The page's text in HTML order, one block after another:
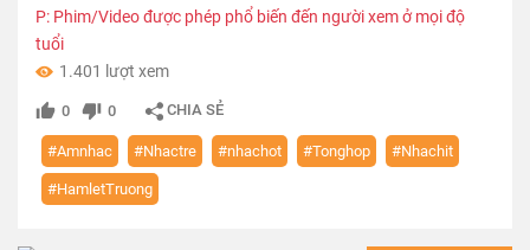
P: Phim/Video được phép phổ biến đến người xem ở mọi độ
tuổi
1.401 lượt xem
0 0 CHIA SẺ
#Amnhac #Nhactre #nhachot #Tonghop #Nhachit
#HamletTruong